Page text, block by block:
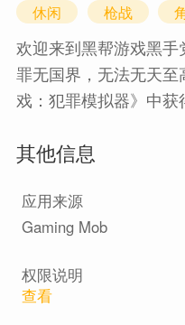
休闲 枪战
欢迎来到黑帮游戏黑
罪无国界，无法无天
戏：犯罪模拟器》中
心。
其他信息
应用来源
Gaming Mob
权限说明
查看